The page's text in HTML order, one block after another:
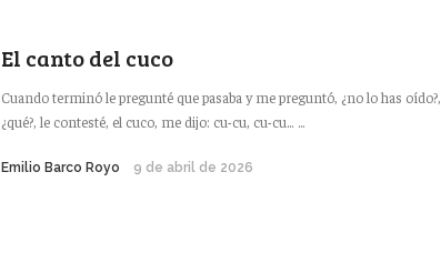
El canto del cuco
Cuando terminó le pregunté que pasaba y me preguntó, ¿no lo has oído?,
¿qué?, le contesté, el cuco, me dijo: cu-cu, cu-cu… ...
Emilio Barco Royo 9 de abril de 2026